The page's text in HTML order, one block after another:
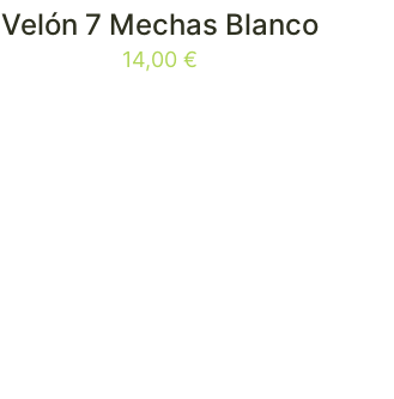
Velón 7 Mechas Blanco
14,00 €